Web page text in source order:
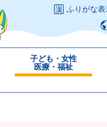
ふりがな表
子ども・女性
医療・福祉
じ